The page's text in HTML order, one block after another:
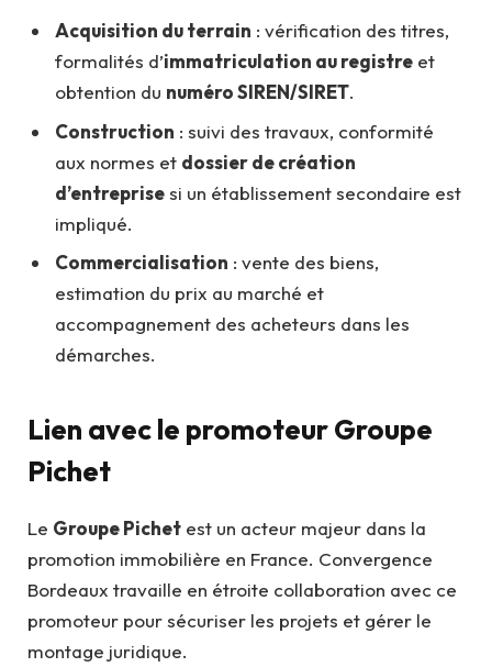
Acquisition du terrain : vérification des titres,
formalités d’immatriculation au registre et
obtention du numéro SIREN/SIRET.
Construction : suivi des travaux, conformité
aux normes et dossier de création
d’entreprisesi un établissement secondaire est
impliqué.
Commercialisation : vente des biens,
estimation du prix au marché et
accompagnement des acheteurs dans les
démarches.
Lien avec le promoteur Groupe
Pichet
Le Groupe Pichet est un acteur majeur dans la
promotion immobilière en France. Convergence
Bordeaux travaille en étroite collaboration avec ce
promoteur pour sécuriser les projets et gérer le
montage juridique.